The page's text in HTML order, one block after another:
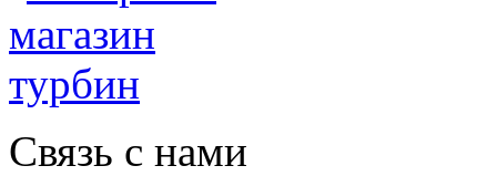
Связь с нами